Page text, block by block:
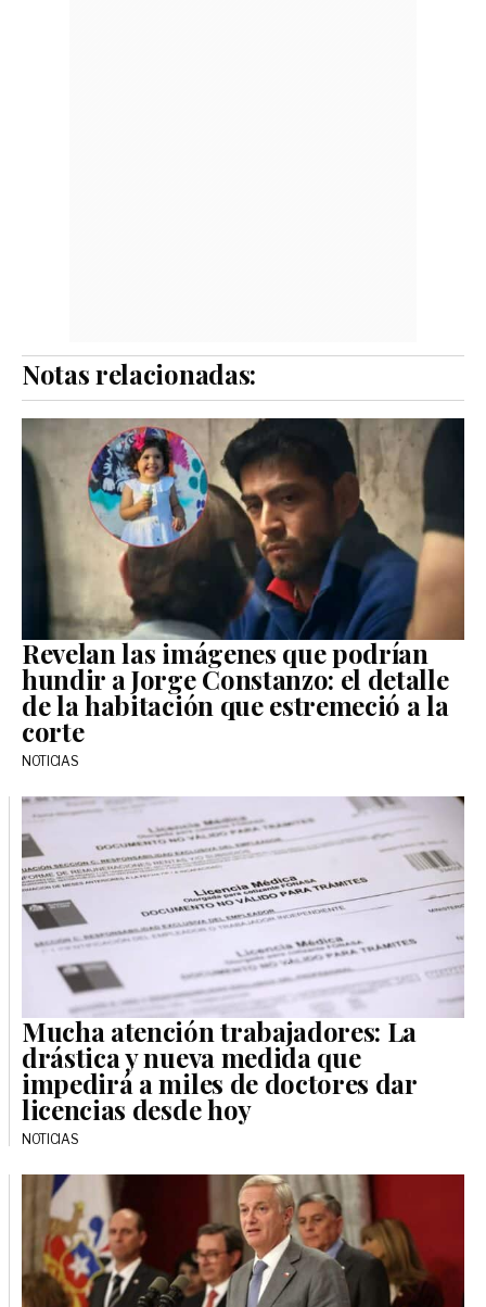
Notas relacionadas:
Revelan las imágenes que podrían
hundir a Jorge Constanzo: el detalle
de la habitación que estremeció a la
corte
NOTICIAS
Mucha atención trabajadores: La
drástica y nueva medida que
impedirá a miles de doctores dar
licencias desde hoy
NOTICIAS